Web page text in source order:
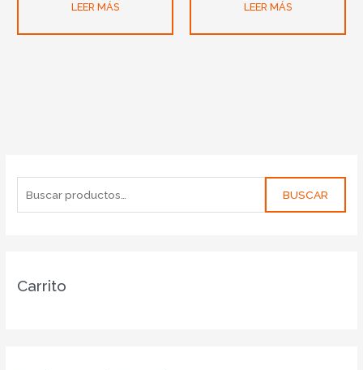
BUSCAR
Carrito
LEER MÁS LEER MÁS